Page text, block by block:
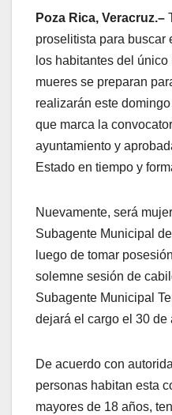
Poza Rica, Veracruz.–
proselitista para buscar
los habitantes del
mueres se preparan
realizarán este
que marca la
ayuntamiento y
Estado en tiempo y
Nuevamente, será
Subagente Municipal
luego de tomar
solemne sesión de
Subagente Municipal
dejará el cargo el 30 de
De acuerdo con
personas habitan esta
mayores de 18 años,